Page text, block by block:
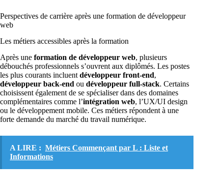
Perspectives de carrière après une formation de développeur
web
Les métiers accessibles après la formation
Après une formation de développeur web, plusieurs
débouchés professionnels s’ouvrent aux diplômés. Les postes
les plus courants incluent développeur front-end,
développeur back-end ou développeur full-stack. Certains
choisissent également de se spécialiser dans des domaines
complémentaires comme l’intégration web, l’UX/UI design
ou le développement mobile. Ces métiers répondent à une
forte demande du marché du travail numérique.
A LIRE : Métiers Commençant par L : Liste et
Informations